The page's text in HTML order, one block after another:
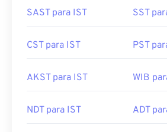
SAST para IST SST
CST para IST PST
AKST para IST WIB
NDT para IST ADT